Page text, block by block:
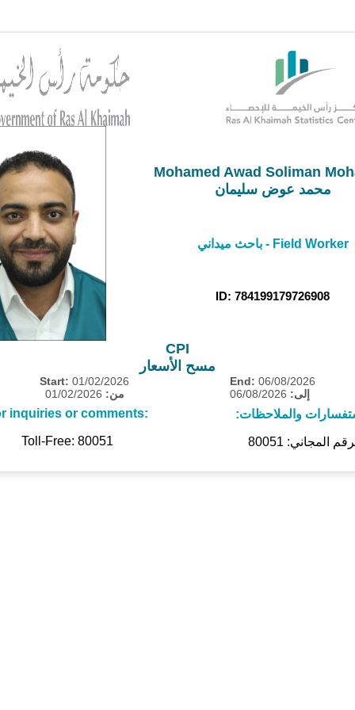
Mohamed Awad Soliman
محمد عوض سليمان
باحث ميداني - Field Worker
ID: 784199179726908
CPI
مسح الأسعار
Start: 01/02/2026 End: 06/08/2026
من:
إلى:
inquiries or comments:
والملاحظات:
Toll-Free: 80051
المجاني: 80051